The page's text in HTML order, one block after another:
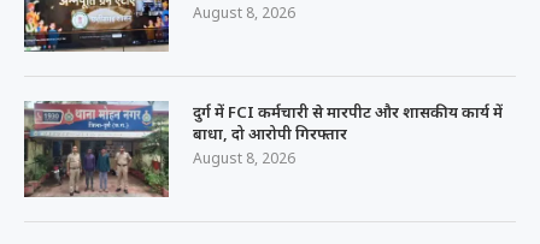
August 8, 2026
दुर्ग में FCI कर्मचारी से मारपीट और शासकीय कार्य में
बाधा, दो आरोपी गिरफ्तार
August 8, 2026